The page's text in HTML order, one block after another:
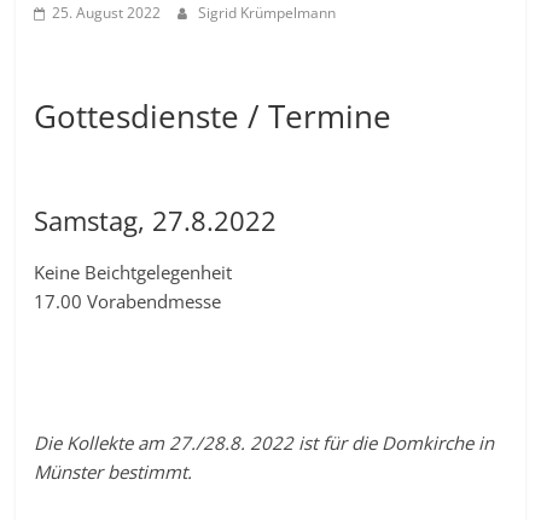
25. August 2022 Sigrid Krümpelmann
Gottesdienste / Termine
Samstag, 27.8.2022
Keine Beichtgelegenheit
17.00 Vorabendmesse
Die Kollekte am 27./28.8. 2022 ist für die Domkirche in
Münster bestimmt.